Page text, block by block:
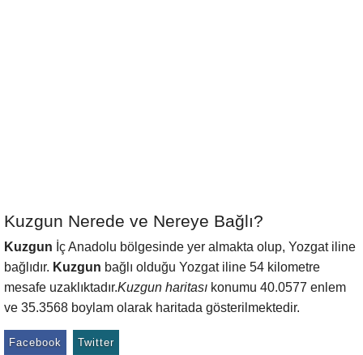
Kuzgun Nerede ve Nereye Bağlı?
Kuzgun İç Anadolu bölgesinde yer almakta olup, Yozgat iline
bağlıdır. Kuzgun bağlı olduğu Yozgat iline 54 kilometre
mesafe uzaklıktadır.Kuzgun haritası konumu 40.0577 enlem
ve 35.3568 boylam olarak haritada gösterilmektedir.
Facebook Twitter